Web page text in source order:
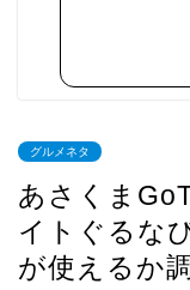
グルメネタ
あさくま
イトぐるな
が使えるか